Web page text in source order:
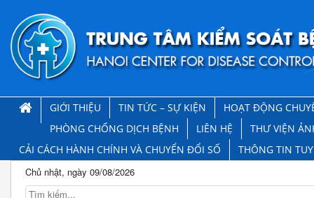
GIỚI THIỆU TIN TỨC – SỰ KIỆN
HOẠT ĐỘNG
PHÒNG CHỐNG DỊCH BỆNH
LIÊN HỆ
THƯ VIỆN
CẢI CÁCH HÀNH CHÍNH VÀ CHUYỂN ĐỔI SỐ
THÔNG TIN
Chủ nhật, ngày 09/08/2026